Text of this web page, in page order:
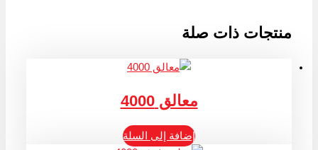
منتجات ذات صلة
معالق 4000
إضافة إلى السلة